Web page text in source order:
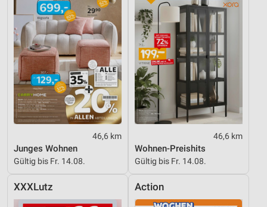
46,6 km
Junges Wohnen
Gültig bis Fr. 14.08.
46,6 km
Wohnen-Preishits
Gültig bis Fr. 14.08.
XXXLutz Action